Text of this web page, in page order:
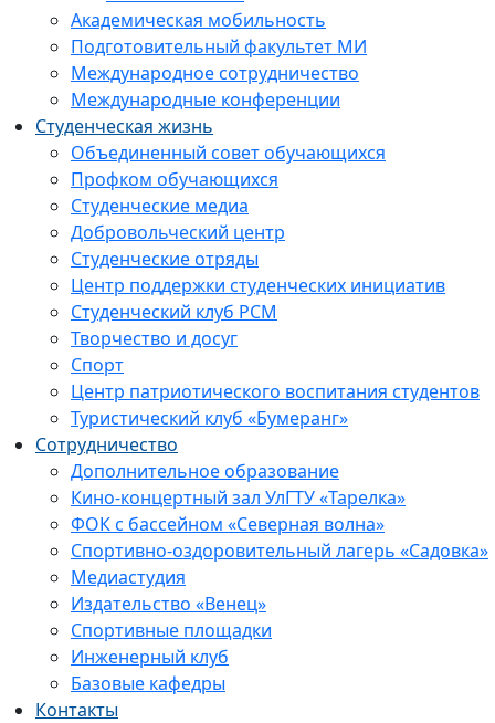
Академическая мобильность
Подготовительный факультет МИ
Международное сотрудничество
Международные конференции
Студенческая жизнь
Объединенный совет обучающихся
Профком обучающихся
Студенческие медиа
Добровольческий центр
Студенческие отряды
Центр поддержки студенческих инициатив
Студенческий клуб РСМ
Творчество и досуг
Спорт
Центр патриотического воспитания студентов
Туристический клуб «Бумеранг»
Сотрудничество
Дополнительное образование
Кино-концертный зал УлГТУ «Тарелка»
ФОК с бассейном «Северная волна»
Спортивно-оздоровительный лагерь «Садовка»
Медиастудия
Издательство «Венец»
Спортивные площадки
Инженерный клуб
Базовые кафедры
Контакты